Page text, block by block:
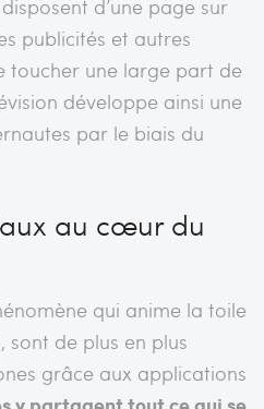
d’une page sur
publicités et autres
toucher une large part de
développe ainsi une
par le biais du
au cœur du
qui anime la toile
sont de plus en plus
grâce aux applications